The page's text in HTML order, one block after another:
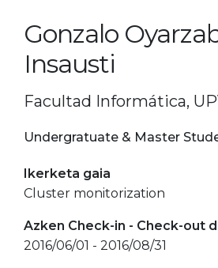
Gonzalo
Insausti
Facultad Informática,
Undergratuate & Master
Ikerketa gaia
Cluster monitorization
Azken Check-in - Check-out
2016/06/01 - 2016/08/31